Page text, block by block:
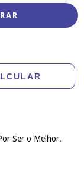
Ser o Melhor.